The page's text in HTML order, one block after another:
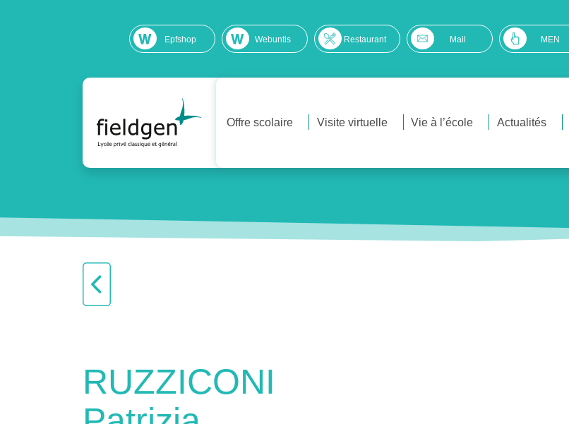
Epfshop Webuntis Restaurant Mail MEN
Offre scolaire Visite virtuelle Vie à l’école Actualités
RUZZICONI